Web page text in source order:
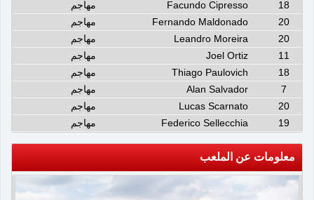
18
Facundo Cipresso
مهاجم
20
Fernando Maldonado
مهاجم
20
Leandro Moreira
مهاجم
11
Joel Ortiz
مهاجم
18
Thiago Paulovich
مهاجم
7
Alan Salvador
مهاجم
20
Lucas Scarnato
مهاجم
19
Federico Sellecchia مهاجم
معلومات عن الملعب